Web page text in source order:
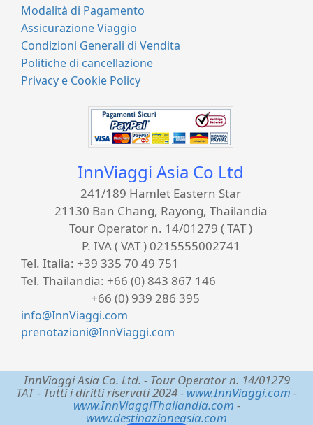
Modalità di Pagamento
Assicurazione Viaggio
Condizioni Generali di Vendita
Politiche di cancellazione
Privacy e Cookie Policy
InnViaggi Asia Co Ltd
241/189 Hamlet Eastern Star
21130 Ban Chang, Rayong, Thailandia
Tour Operator n. 14/01279 ( TAT )
P. IVA ( VAT ) 0215555002741
Tel. Italia: +39 335 70 49 751
Tel. Thailandia: +66 (0) 843 867 146
+66 (0) 939 286 395
info@InnViaggi.com
prenotazioni@InnViaggi.com
InnViaggi Asia Co. Ltd. - Tour Operator n. 14/01279
TAT - Tutti i diritti riservati 2024 -www.InnViaggi.com -
www.InnViaggiThailandia.com -
www.destinazioneasia.com